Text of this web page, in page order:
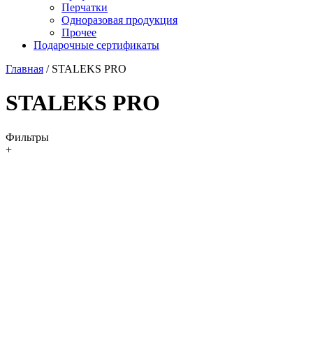
Перчатки
Одноразовая продукция
Прочее
Подарочные сертификаты
Главная / STALEKS PRO
STALEKS PRO
Фильтры
+